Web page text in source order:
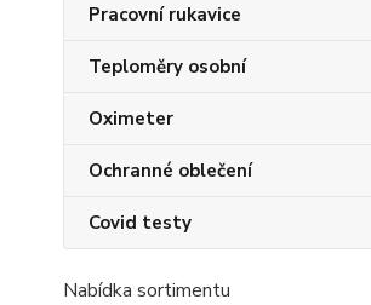
Pracovní rukavice
Teploměry osobní
Oximeter
Ochranné oblečení
Covid testy
Nabídka sortimentu